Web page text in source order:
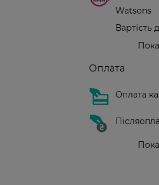
Watsons
Вартість
Оплата
Оплата